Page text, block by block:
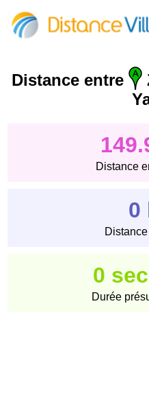
Distance entre
Distance
0
0
Durée